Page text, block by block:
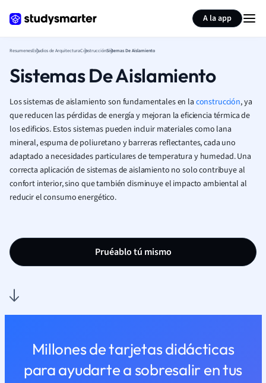
A la app
ResumenesEstudios de ArquitecturaConstrucciónSistemas De Aislamiento
Sistemas De Aislamiento
Los sistemas de aislamiento son fundamentales en la construcción, ya
que reducen las pérdidas de energía y mejoran la eficiencia térmica de
los edificios. Estos sistemas pueden incluir materiales como lana
mineral, espuma de poliuretano y barreras reflectantes, cada uno
adaptado a necesidades particulares de temperatura y humedad. Una
correcta aplicación de sistemas de aislamiento no solo contribuye al
confort interior, sino que también disminuye el impacto ambiental al
reducir el consumo energético.
Pruéablo tú mismo
Millones de tarjetas didácticas
para ayudarte a sobresalir en tus
Resumir página